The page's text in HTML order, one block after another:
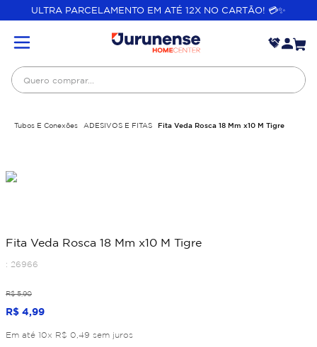
ULTRA PARCELAMENTO EM ATÉ 12X NO CARTÃO! 💳✨
Quero comprar...
Tubos E Conexões ADESIVOS E FITAS Fita Veda Rosca 18 Mm x10 M Tigre
Fita Veda Rosca 18 Mm x10 M Tigre
: 26966
R$ 5,90
R$ 4,99
Em até 10x R$ 0 49 sem juros